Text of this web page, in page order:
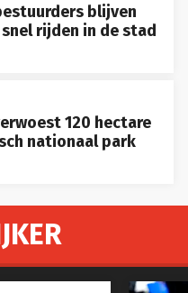
blijven
rijden in de stad
120 hectare
nationaal park